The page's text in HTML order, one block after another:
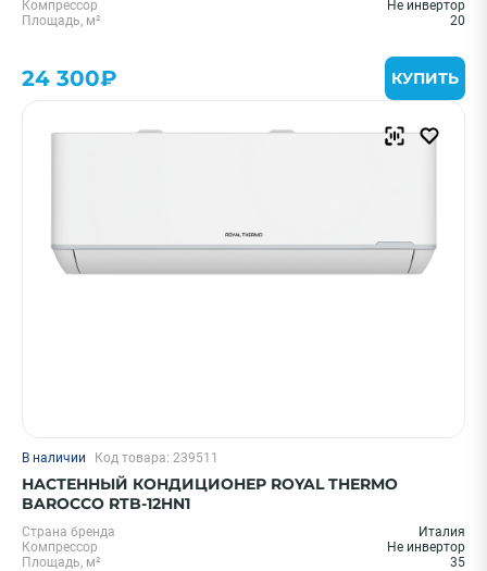
Компрессор
Не инвертор
Площадь, м²
20
24 300₽ КУПИТЬ
В наличии Код товара: 239511
НАСТЕННЫЙ КОНДИЦИОНЕР ROYAL THERMO
BAROCCO RTB-12HN1
Страна бренда
Италия
Компрессор
Не инвертор
Площадь, м²
35